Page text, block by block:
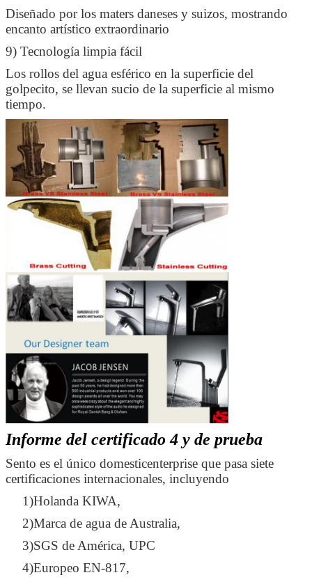
Diseñado por los maters daneses y suizos, mostrando
encanto artístico extraordinario
9) Tecnología limpia fácil
Los rollos del agua esférico en la superficie del
golpecito, se llevan sucio de la superficie al mismo
tiempo.
Informe del certificado 4 y de prueba
Sento es el único domesticenterprise que pasa siete
certificaciones internacionales, incluyendo
1)Holanda KIWA,
2)Marca de agua de Australia,
3)SGS de América, UPC
4)Europeo EN-817,